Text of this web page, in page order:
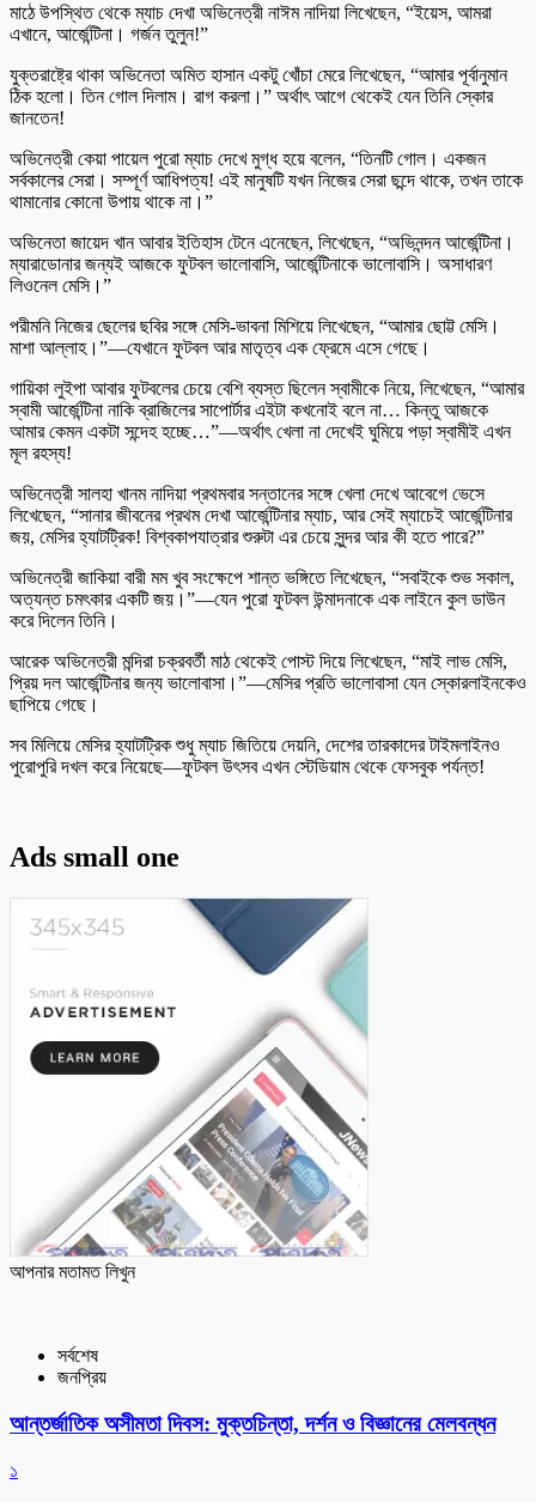
মাঠে উপস্থিত থেকে ম্যাচ দেখা অভিনেত্রী নাঈম নাদিয়া লিখেছেন, “ইয়েস, আমরা
এখানে, আর্জেন্টিনা। গর্জন তুলুন!”
যুক্তরাষ্ট্রে থাকা অভিনেতা অমিত হাসান একটু খোঁচা মেরে লিখেছেন, “আমার পূর্বানুমান
ঠিক হলো। তিন গোল দিলাম। রাগ করলা।” অর্থাৎ আগে থেকেই যেন তিনি স্কোর
জানতেন!
অভিনেত্রী কেয়া পায়েল পুরো ম্যাচ দেখে মুগ্ধ হয়ে বলেন, “তিনটি গোল। একজন
সর্বকালের সেরা। সম্পূর্ণ আধিপত্য! এই মানুষটি যখন নিজের সেরা ছন্দে থাকে, তখন তাকে
থামানোর কোনো উপায় থাকে না।”
অভিনেতা জায়েদ খান আবার ইতিহাস টেনে এনেছেন, লিখেছেন, “অভিনন্দন আর্জেন্টিনা।
ম্যারাডোনার জন্যই আজকে ফুটবল ভালোবাসি, আর্জেন্টিনাকে ভালোবাসি। অসাধারণ
লিওনেল মেসি।”
পরীমনি নিজের ছেলের ছবির সঙ্গে মেসি-ভাবনা মিশিয়ে লিখেছেন, “আমার ছোট্ট মেসি।
মাশা আল্লাহ।”—যেখানে ফুটবল আর মাতৃত্ব এক ফ্রেমে এসে গেছে।
গায়িকা লুইপা আবার ফুটবলের চেয়ে বেশি ব্যস্ত ছিলেন স্বামীকে নিয়ে, লিখেছেন, “আমার
স্বামী আর্জেন্টিনা নাকি ব্রাজিলের সাপোর্টার এইটা কখনোই বলে না… কিন্তু আজকে
আমার কেমন একটা সন্দেহ হচ্ছে…”—অর্থাৎ খেলা না দেখেই ঘুমিয়ে পড়া স্বামীই এখন
মূল রহস্য!
অভিনেত্রী সালহা খানম নাদিয়া প্রথমবার সন্তানের সঙ্গে খেলা দেখে আবেগে ভেসে
লিখেছেন, “সানার জীবনের প্রথম দেখা আর্জেন্টিনার ম্যাচ, আর সেই ম্যাচেই আর্জেন্টিনার
জয়, মেসির হ্যাটট্রিক! বিশ্বকাপযাত্রার শুরুটা এর চেয়ে সুন্দর আর কী হতে পারে?”
অভিনেত্রী জাকিয়া বারী মম খুব সংক্ষেপে শান্ত ভঙ্গিতে লিখেছেন, “সবাইকে শুভ সকাল,
অত্যন্ত চমৎকার একটি জয়।”—যেন পুরো ফুটবল উন্মাদনাকে এক লাইনে কুল ডাউন
করে দিলেন তিনি।
আরেক অভিনেত্রী মন্দিরা চক্রবর্তী মাঠ থেকেই পোস্ট দিয়ে লিখেছেন, “মাই লাভ মেসি,
প্রিয় দল আর্জেন্টিনার জন্য ভালোবাসা।”—মেসির প্রতি ভালোবাসা যেন স্কোরলাইনকেও
ছাপিয়ে গেছে।
সব মিলিয়ে মেসির হ্যাটট্রিক শুধু ম্যাচ জিতিয়ে দেয়নি, দেশের তারকাদের টাইমলাইনও
পুরোপুরি দখল করে নিয়েছে—ফুটবল উৎসব এখন স্টেডিয়াম থেকে ফেসবুক পর্যন্ত!
Ads small one
আপনার মতামত লিখুন
সর্বশেষ
জনপ্রিয়
আন্তর্জাতিক অসীমতা দিবস: মুক্তচিন্তা, দর্শন ও বিজ্ঞানের মেলবন্ধন
১